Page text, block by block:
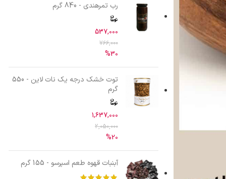
رب تمرهندی - 840 گرم
537,000
766,000
%30
توت خشک درجه یک نات لاین - 550
گرم
1,637,000
2,050,000
%20
آبنبات قهوه طعم اسپرسو - 155 گرم